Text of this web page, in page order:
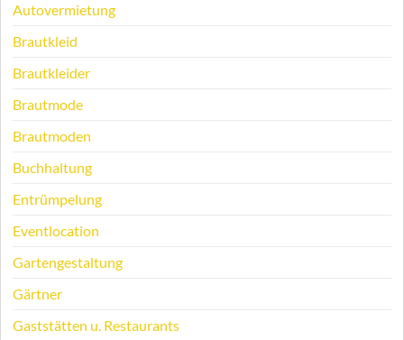
Autovermietung
Brautkleid
Brautkleider
Brautmode
Brautmoden
Buchhaltung
Entrümpelung
Eventlocation
Gartengestaltung
Gärtner
Gaststätten u. Restaurants